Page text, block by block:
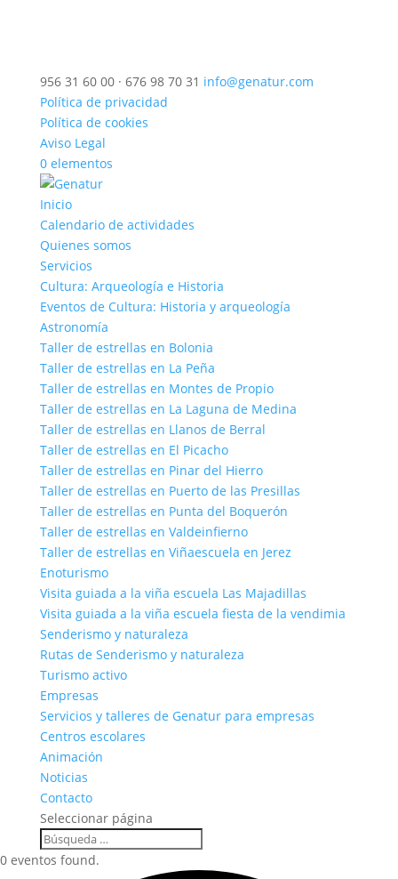
956 31 60 00 · 676 98 70 31 info@genatur.com
Política de privacidad
Política de cookies
Aviso Legal
0 elementos
Inicio
Calendario de actividades
Quienes somos
Servicios
Cultura: Arqueología e Historia
Eventos de Cultura: Historia y arqueología
Astronomía
Taller de estrellas en Bolonia
Taller de estrellas en La Peña
Taller de estrellas en Montes de Propio
Taller de estrellas en La Laguna de Medina
Taller de estrellas en Llanos de Berral
Taller de estrellas en El Picacho
Taller de estrellas en Pinar del Hierro
Taller de estrellas en Puerto de las Presillas
Taller de estrellas en Punta del Boquerón
Taller de estrellas en Valdeinfierno
Taller de estrellas en Viñaescuela en Jerez
Enoturismo
Visita guiada a la viña escuela Las Majadillas
Visita guiada a la viña escuela fiesta de la vendimia
Senderismo y naturaleza
Rutas de Senderismo y naturaleza
Turismo activo
Empresas
Servicios y talleres de Genatur para empresas
Centros escolares
Animación
Noticias
Contacto
Seleccionar página
0 eventos found.